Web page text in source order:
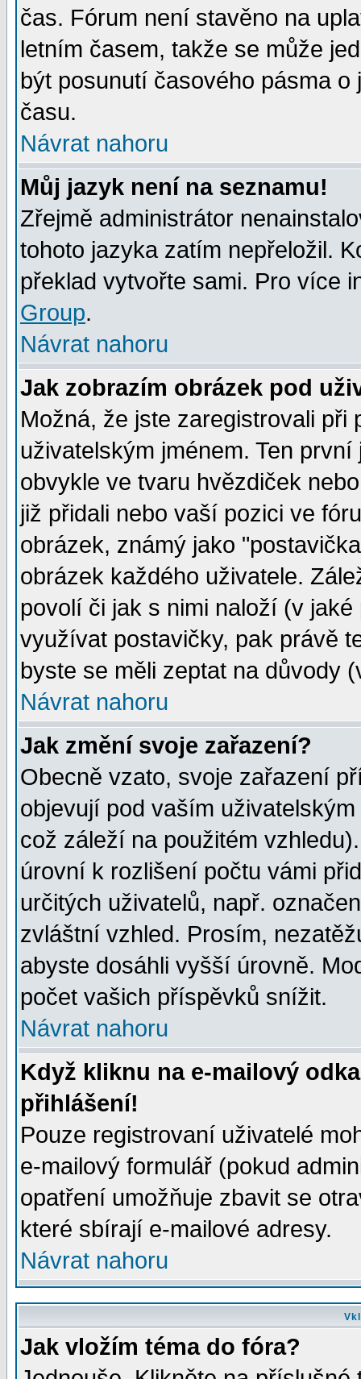
čas. Fórum není stavěno na
letním časem, takže se může
být posunutí časového pásma
času.
Návrat nahoru
Můj jazyk není na seznamu!
Zřejmě administrátor
tohoto jazyka zatím nepřeložil.
překlad vytvořte sami. Pro více
Group.
Návrat nahoru
Jak zobrazím obrázek pod
Možná, že jste zaregistrovali
uživatelským jménem. Ten
obvykle ve tvaru hvězdiček
již přidali nebo vaší pozici ve
obrázek, známý jako
obrázek každého uživatele.
povolí či jak s nimi naloží (v
využívat postavičky, pak právě
byste se měli zeptat na důvody
Návrat nahoru
Jak změní svoje zařazení?
Obecně vzato, svoje zařazení
objevují pod vaším
což záleží na použitém
úrovní k rozlišení počtu vámi
určitých uživatelů, např.
zvláštní vzhled. Prosím,
abyste dosáhli vyšší úrovně.
počet vašich příspěvků snížit.
Návrat nahoru
Když kliknu na e-mailový
přihlášení!
Pouze registrovaní uživatelé
e-mailový formulář (pokud
opatření umožňuje zbavit se
které sbírají e-mailové adresy.
Návrat nahoru
Jak vložím téma do fóra?